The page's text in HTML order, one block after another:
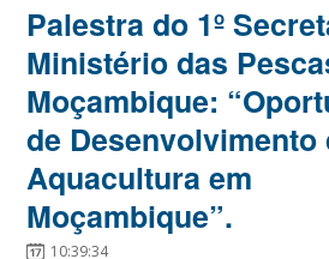
Palestra do 1º
Ministério das
Moçambique:
de Desenvolvimento
Aquacultura em
Moçambique”.
10:39:34